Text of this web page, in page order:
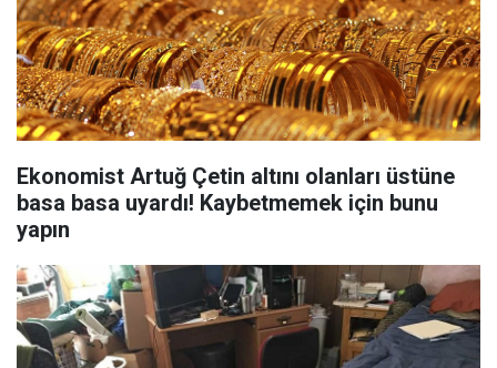
Ekonomist Artuğ Çetin altını olanları üstüne
basa basa uyardı! Kaybetmemek için bunu
yapın